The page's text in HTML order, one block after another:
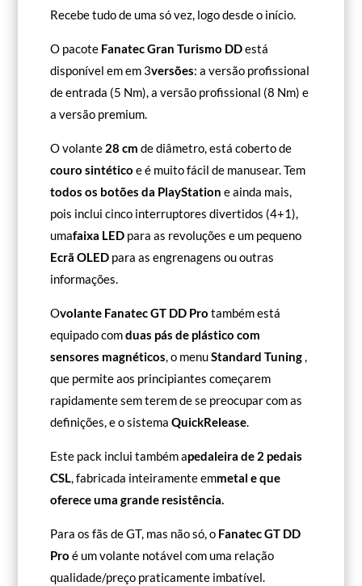
Recebe tudo de uma só vez, logo desde o início.
O pacote Fanatec Gran Turismo DDestá
disponível emem 3versões: a versão profissional
de entrada (5 Nm), a versão profissional (8 Nm) e
a versão premium.
O volante 28 cm de diâmetro, está coberto de
couro sintético e é muito fácil de manusear. Tem
todos os botões da PlayStation e ainda mais,
pois inclui cinco interruptores divertidos (4+1),
umafaixa LED para as revoluções e um pequeno
Ecrã OLED para as engrenagens ou outras
informações.
Ovolante Fanatec GT DD Pro também está
equipado comduas pás de plástico com
sensores magnéticos, o menuStandard Tuning,
que permite aos principiantes começarem
rapidamente sem terem de se preocupar com as
definições, e o sistema QuickRelease.
Este pack inclui também apedaleira de 2 pedais
CSL, fabricada inteiramente emmetal e que
oferece uma grande resistência.
Para os fãs de GT, mas não só, o Fanatec GT DD
Pro é um volante notável com uma relação
qualidade/preço praticamente imbatível.